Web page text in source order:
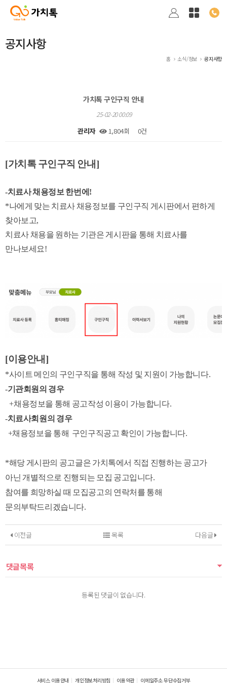
공지사항
홈 소식/정보 공지사항
가치톡 구인구직 안내
25-02-20 00:09
관리자 1,804회 0건
[가치톡 구인구직 안내]
-치료사 채용정보 한번에!
*나에게 맞는 치료사 채용정보를 구인구직 게시판에서 편하게
찾아보고,
치료사 채용을 원하는 기관은 게시판을 통해 치료사를
만나보세요!
[이용안내]
*사이트 메인의 구인구직을 통해 작성 및 지원이 가능합니다.
-기관회원의 경우
+채용정보을 통해 공고작성 이용이 가능합니다.
-치료사회원의 경우
+채용정보을 통해 구인구직공고 확인이 가능합니다.
*해당 게시판의 공고글은 가치톡에서 직접 진행하는 공고가
아닌 개별적으로 진행되는 모집 공고입니다.
참여를 희망하실 때 모집공고의 연락처를 통해
문의부탁드리겠습니다.
이전글 다음글
목록
댓글목록
등록된 댓글이 없습니다.
서비스 이용안내 개인정보처리방침 이용약관 이메일주소 무단수집거부